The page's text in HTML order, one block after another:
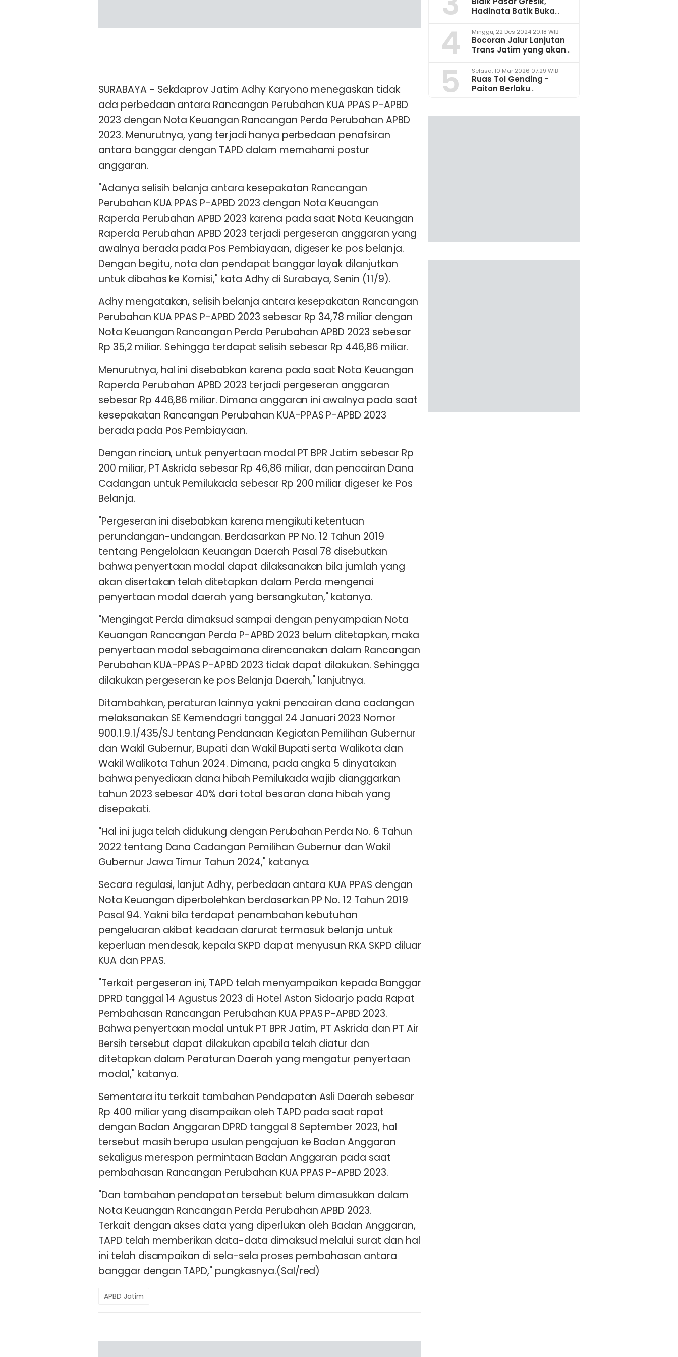
SURABAYA - Sekdaprov Jatim Adhy Karyono menegaskan tidak
ada perbedaan antara Rancangan Perubahan KUA PPAS P-APBD
2023 dengan Nota Keuangan Rancangan Perda Perubahan APBD
2023. Menurutnya, yang terjadi hanya perbedaan penafsiran
antara banggar dengan TAPD dalam memahami postur
anggaran.
"Adanya selisih belanja antara kesepakatan Rancangan
Perubahan KUA PPAS P-APBD 2023 dengan Nota Keuangan
Raperda Perubahan APBD 2023 karena pada saat Nota Keuangan
Raperda Perubahan APBD 2023 terjadi pergeseran anggaran yang
awalnya berada pada Pos Pembiayaan, digeser ke pos belanja.
Dengan begitu, nota dan pendapat banggar layak dilanjutkan
untuk dibahas ke Komisi," kata Adhy di Surabaya, Senin (11/9).
Adhy mengatakan, selisih belanja antara kesepakatan Rancangan
Perubahan KUA PPAS P-APBD 2023 sebesar Rp 34,78 miliar dengan
Nota Keuangan Rancangan Perda Perubahan APBD 2023 sebesar
Rp 35,2 miliar. Sehingga terdapat selisih sebesar Rp 446,86 miliar.
Menurutnya, hal ini disebabkan karena pada saat Nota Keuangan
Raperda Perubahan APBD 2023 terjadi pergeseran anggaran
sebesar Rp 446,86 miliar. Dimana anggaran ini awalnya pada saat
kesepakatan Rancangan Perubahan KUA-PPAS P-APBD 2023
berada pada Pos Pembiayaan.
Dengan rincian, untuk penyertaan modal PT BPR Jatim sebesar Rp
200 miliar, PT Askrida sebesar Rp 46,86 miliar, dan pencairan Dana
Cadangan untuk Pemilukada sebesar Rp 200 miliar digeser ke Pos
Belanja.
"Pergeseran ini disebabkan karena mengikuti ketentuan
perundangan-undangan. Berdasarkan PP No. 12 Tahun 2019
tentang Pengelolaan Keuangan Daerah Pasal 78 disebutkan
bahwa penyertaan modal dapat dilaksanakan bila jumlah yang
akan disertakan telah ditetapkan dalam Perda mengenai
penyertaan modal daerah yang bersangkutan," katanya.
"Mengingat Perda dimaksud sampai dengan penyampaian Nota
Keuangan Rancangan Perda P-APBD 2023 belum ditetapkan, maka
penyertaan modal sebagaimana direncanakan dalam Rancangan
Perubahan KUA-PPAS P-APBD 2023 tidak dapat dilakukan. Sehingga
dilakukan pergeseran ke pos Belanja Daerah," lanjutnya.
Ditambahkan, peraturan lainnya yakni pencairan dana cadangan
melaksanakan SE Kemendagri tanggal 24 Januari 2023 Nomor
900.1.9.1/435/SJ tentang Pendanaan Kegiatan Pemilihan Gubernur
dan Wakil Gubernur, Bupati dan Wakil Bupati serta Walikota dan
Wakil Walikota Tahun 2024. Dimana, pada angka 5 dinyatakan
bahwa penyediaan dana hibah Pemilukada wajib dianggarkan
tahun 2023 sebesar 40% dari total besaran dana hibah yang
disepakati.
"Hal ini juga telah didukung dengan Perubahan Perda No. 6 Tahun
2022 tentang Dana Cadangan Pemilihan Gubernur dan Wakil
Gubernur Jawa Timur Tahun 2024," katanya.
Secara regulasi, lanjut Adhy, perbedaan antara KUA PPAS dengan
Nota Keuangan diperbolehkan berdasarkan PP No. 12 Tahun 2019
Pasal 94. Yakni bila terdapat penambahan kebutuhan
pengeluaran akibat keadaan darurat termasuk belanja untuk
keperluan mendesak, kepala SKPD dapat menyusun RKA SKPD diluar
KUA dan PPAS.
"Terkait pergeseran ini, TAPD telah menyampaikan kepada Banggar
DPRD tanggal 14 Agustus 2023 di Hotel Aston Sidoarjo pada Rapat
Pembahasan Rancangan Perubahan KUA PPAS P-APBD 2023.
Bahwa penyertaan modal untuk PT BPR Jatim, PT Askrida dan PT Air
Bersih tersebut dapat dilakukan apabila telah diatur dan
ditetapkan dalam Peraturan Daerah yang mengatur penyertaan
modal," katanya.
Sementara itu terkait tambahan Pendapatan Asli Daerah sebesar
Rp 400 miliar yang disampaikan oleh TAPD pada saat rapat
dengan Badan Anggaran DPRD tanggal 8 September 2023, hal
tersebut masih berupa usulan pengajuan ke Badan Anggaran
sekaligus merespon permintaan Badan Anggaran pada saat
pembahasan Rancangan Perubahan KUA PPAS P-APBD 2023.
"Dan tambahan pendapatan tersebut belum dimasukkan dalam
Nota Keuangan Rancangan Perda Perubahan APBD 2023.
Terkait dengan akses data yang diperlukan oleh Badan Anggaran,
TAPD telah memberikan data-data dimaksud melalui surat dan hal
ini telah disampaikan di sela-sela proses pembahasan antara
banggar dengan TAPD," pungkasnya.(Sal/red)
APBD Jatim
Hadinata Batik Buka
4 Minggu, 22 Des 2024 20:18 WIB
Bocoran Jalur Lanjutan
Trans Jatim yang akan
2025
5 Selasa, 10 Mar 2026 07:29 WIB
Ruas Tol Gending -
Paiton Berlaku